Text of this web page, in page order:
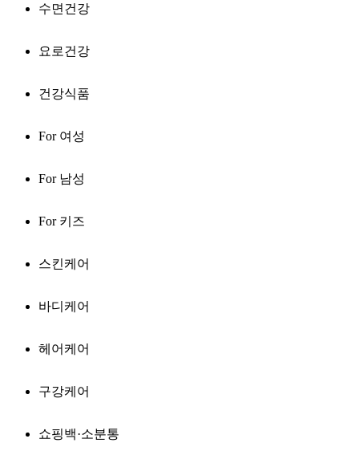
수면건강
요로건강
건강식품
For 여성
For 남성
For 키즈
스킨케어
바디케어
헤어케어
구강케어
쇼핑백·소분통